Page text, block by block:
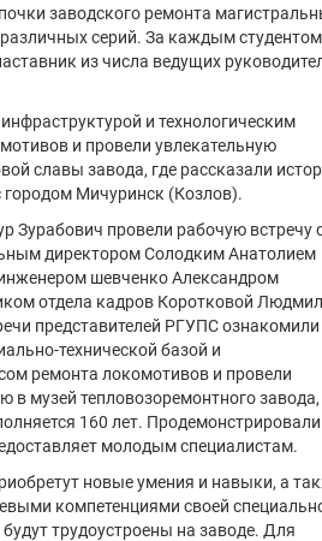
заводского ремонта
серий. За каждым студентом
из числа ведущих
и технологическим
и провели увлекательную
славы завода, где рассказали
Мичуринск (Козлов).
Зурабович провели рабочую встречу
директором Солодким Анатолием
шевченко Александром
отдела кадров Коротковой
представителей РГУПС ознакомили
технической базой и
ремонта локомотивов и провели
в музей тепловозоремонтного завода,
160 лет. Продемонстрировали
молодым специалистам.
новые умения и навыки, а
компетенциями своей
трудоустроены на заводе. Для